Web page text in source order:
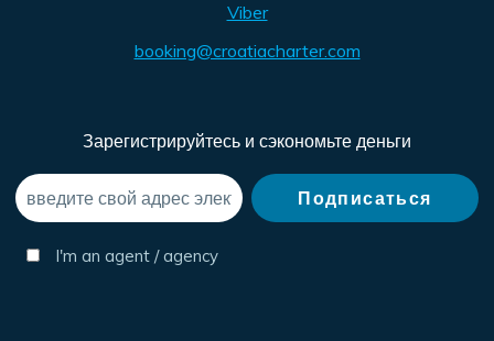
Viber
booking@croatiacharter.com
Зарегистрируйтесь и сэкономьте деньги
I'm an agent / agency